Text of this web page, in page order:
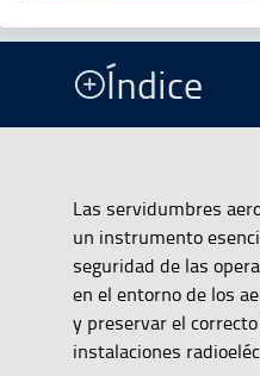
Índice
Las servidumbres
un instrumento
seguridad de las
en el entorno de los
y preservar el
instalaciones